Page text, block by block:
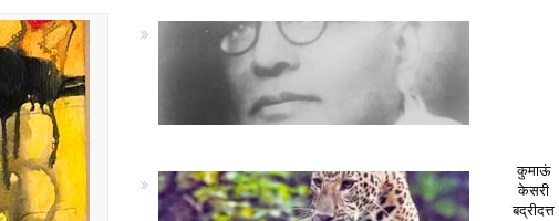
कुमाऊं
केसरी
बद्रीदत्त